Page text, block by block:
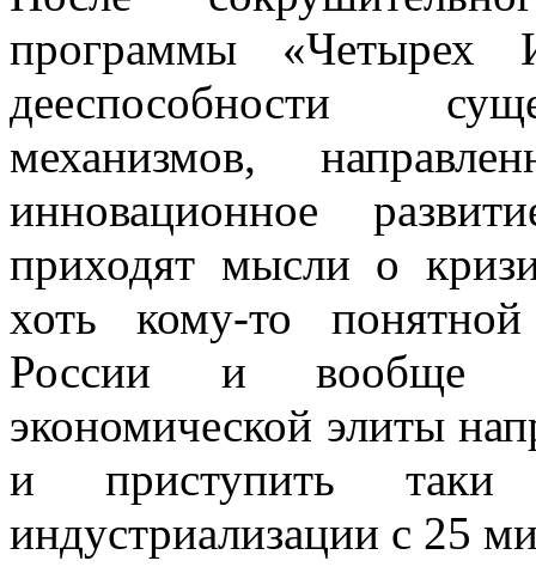
программы «Четырех
дееспособности
механизмов,
инновационное
приходят мысли о
хоть кому­-то
России и вообще о
экономической элиты
и приступить­
индустриализации с 25